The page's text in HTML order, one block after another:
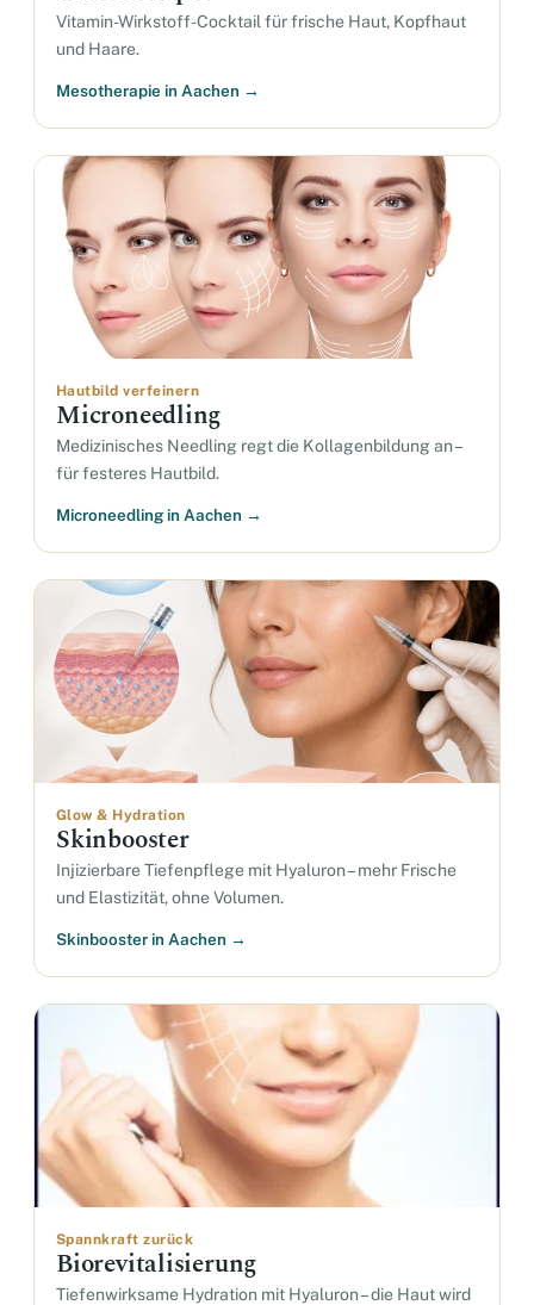
Vitamin-Wirkstoff-Cocktail für frische Haut, Kopfhaut
und Haare.
Mesotherapie in Aachen →
Hautbild verfeinern
Microneedling
Medizinisches Needling regt die Kollagenbildung an –
für festeres Hautbild.
Microneedling in Aachen →
Glow & Hydration
Skinbooster
Injizierbare Tiefenpflege mit Hyaluron – mehr Frische
und Elastizität, ohne Volumen.
Skinbooster in Aachen →
Spannkraft zurück
Biorevitalisierung
Tiefenwirksame Hydration mit Hyaluron – die Haut wird